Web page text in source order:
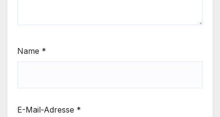
Name *
E-Mail-Adresse *